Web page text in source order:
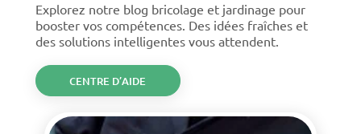
Explorez notre blog bricolage et jardinage pour
booster vos compétences. Des idées fraîches et
des solutions intelligentes vous attendent.
CENTRE D’AIDE